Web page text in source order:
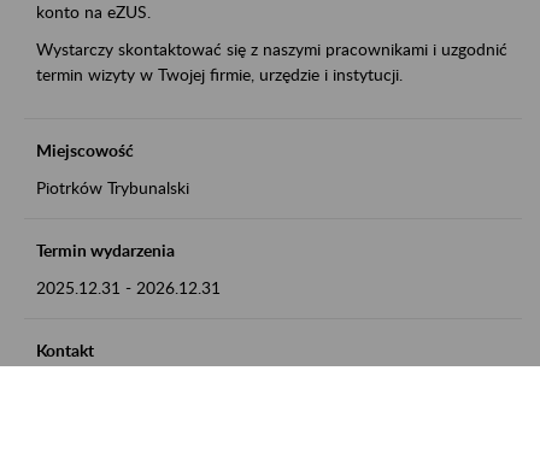
konto na eZUS.
Wystarczy skontaktować się z naszymi pracownikami i uzgodnić
termin wizyty w Twojej firmie, urzędzie i instytucji.
Miejscowość
Piotrków Trybunalski
Termin wydarzenia
2025.12.31 - 2026.12.31
Kontakt